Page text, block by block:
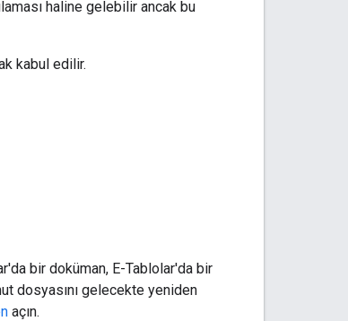
haline gelebilir ancak bu
kabul edilir.
bir doküman, E-Tablolar'da bir
dosyasını gelecekte yeniden
açın.